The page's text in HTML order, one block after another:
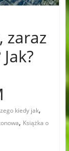
zaraz
kiedy jak,
, Książka o